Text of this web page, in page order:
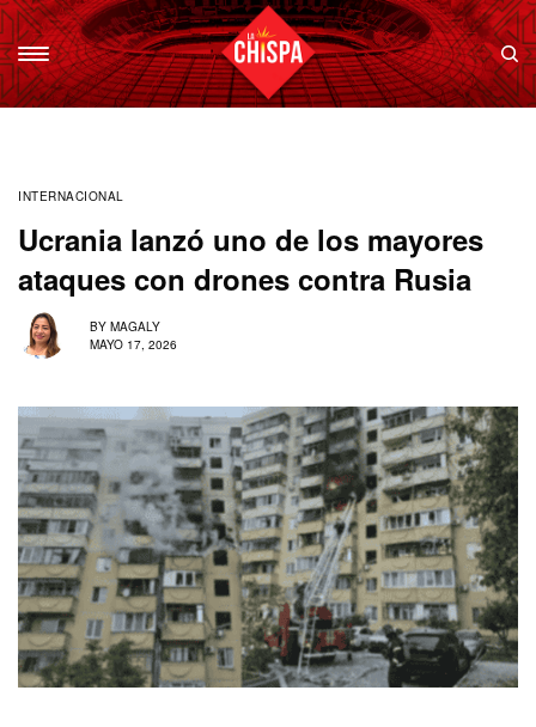
INTERNACIONAL
Ucrania lanzó uno de los mayores
ataques con drones contra Rusia
BY MAGALY
MAYO 17, 2026